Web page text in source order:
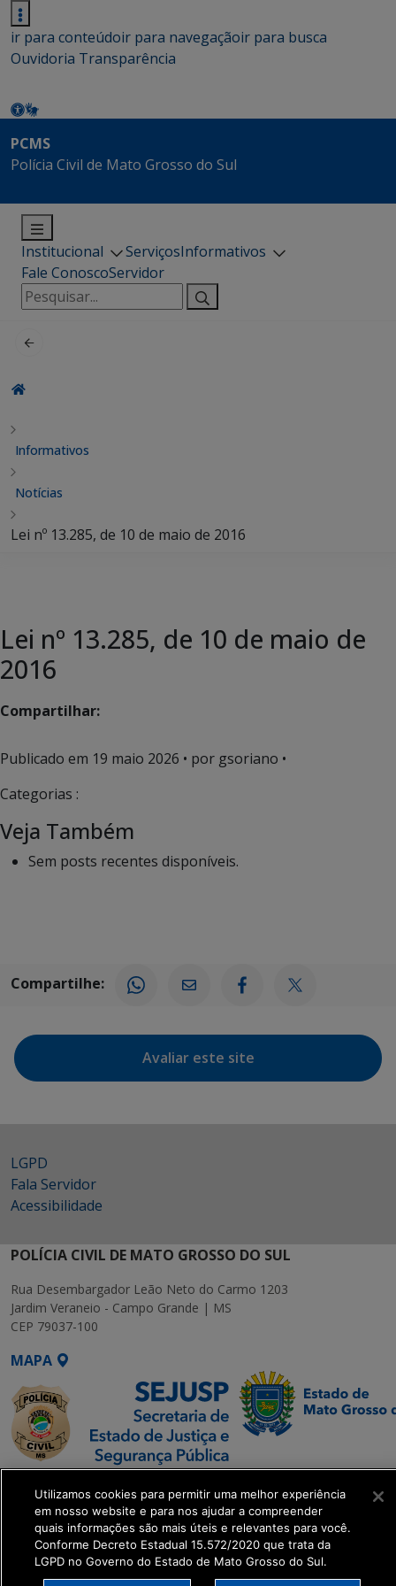
ir para conteúdoir para navegaçãoir para busca
Ouvidoria Transparência
PCMS
Polícia Civil de Mato Grosso do Sul
Institucional ServiçosInformativos
Fale ConoscoServidor
Pesquisar
por:
Informativos
Notícias
Lei nº 13.285, de 10 de maio de 2016
Lei nº 13.285, de 10 de maio de
2016
Compartilhar:
Publicado em 19 maio 2026 • por gsoriano •
Categorias :
Veja Também
Sem posts recentes disponíveis.
Compartilhe:
Avaliar este site
LGPD
Fala Servidor
Acessibilidade
POLÍCIA CIVIL DE MATO GROSSO DO SUL
Rua Desembargador Leão Neto do Carmo 1203
Jardim Veraneio - Campo Grande | MS
CEP 79037-100
MAPA
SETDIG | Secretaria-
Executiva de
Transformação Digital
get_footer();
Utilizamos cookies para permitir uma melhor experiência
em nosso website e para nos ajudar a compreender
quais informações são mais úteis e relevantes para você.
Conforme Decreto Estadual 15.572/2020 que trata da
LGPD no Governo do Estado de Mato Grosso do Sul.